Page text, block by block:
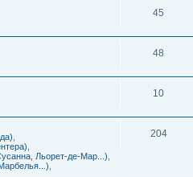
45
48
10
Льорет-де-Мар...)
204